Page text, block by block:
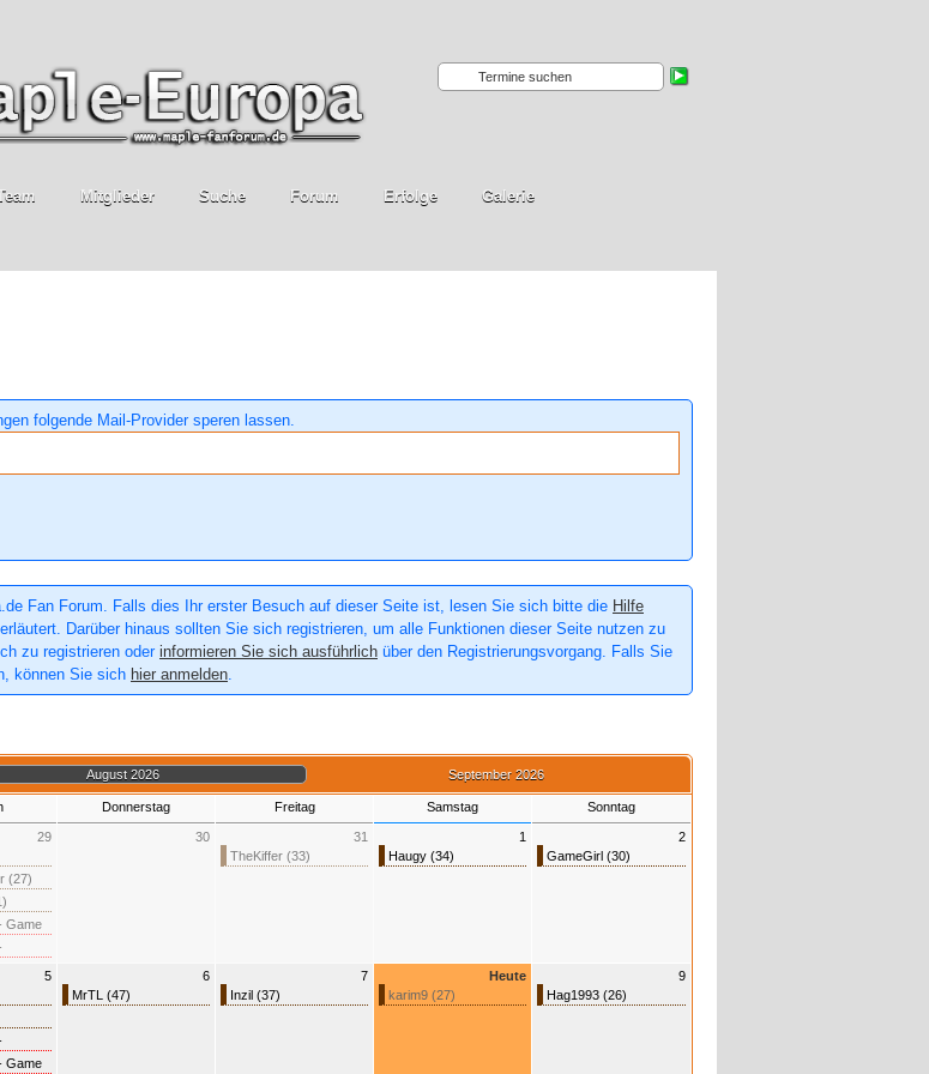
Mitglieder Suche Forum Erfolge Galerie
folgende Mail-Provider speren lassen.
Fan Forum. Falls dies Ihr erster Besuch auf dieser Seite ist, lesen Sie sich bitte die Hilfe
Darüber hinaus sollten Sie sich registrieren, um alle Funktionen dieser Seite nutzen zu
zu registrieren oder informieren Sie sich ausführlich über den Registrierungsvorgang. Falls Sie
können Sie sich hier anmelden.
August 2026 September 2026
Donnerstag Freitag Samstag Sonntag
29
(27)
Game
30
31
TheKiffer (33)
1
Haugy (34)
2
GameGirl (30)
5
Game
6
MrTL (47)
7
Inzil (37)
Heute
karim9 (27)
9
Hag1993 (26)